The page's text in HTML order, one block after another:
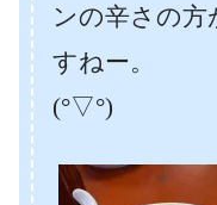
ンの辛さの方
すねー。
(°▽°)